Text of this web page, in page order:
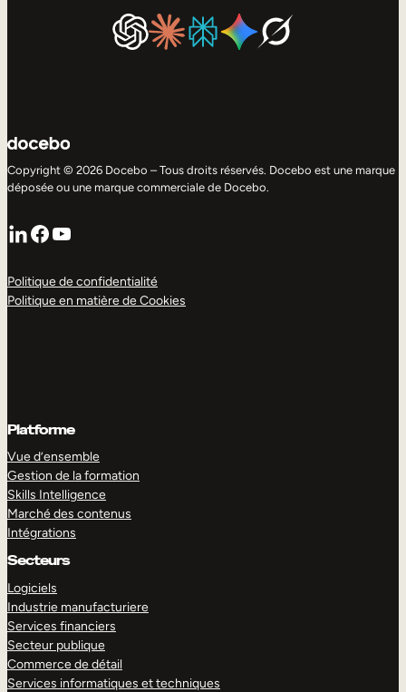
Copyright © 2026 Docebo – Tous droits réservés. Docebo est une marque
déposée ou une marque commerciale de Docebo.
LinkedIn
Facebook
YouTube
Politique de confidentialité
Politique en matière de Cookies
Platforme
Vue d’ensemble
Gestion de la formation
Skills Intelligence
Marché des contenus
Intégrations
Secteurs
Logiciels
Industrie manufacturiere
Services financiers
Secteur publique
Commerce de détail
Services informatiques et techniques